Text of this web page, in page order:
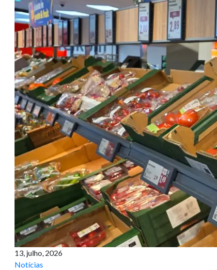
13, julho, 2026
Notícias